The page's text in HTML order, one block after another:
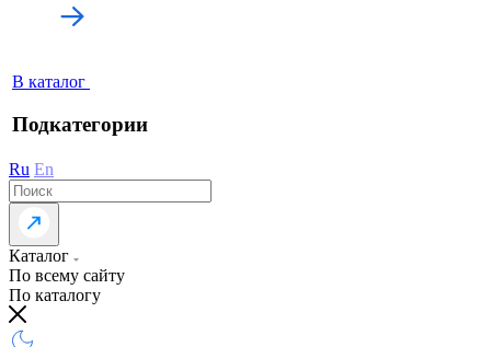
В каталог
Подкатегории
Ru En
Каталог
По всему сайту
По каталогу